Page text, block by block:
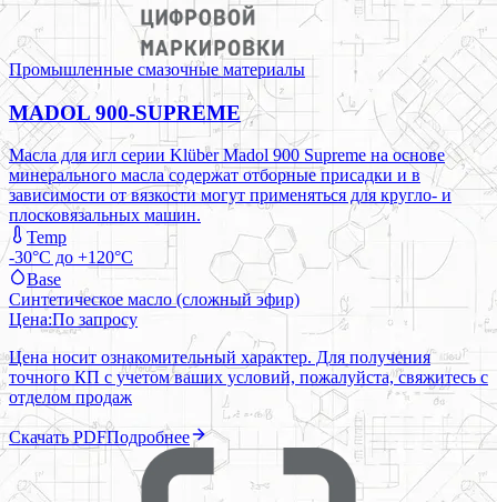
Промышленные смазочные материалы
MADOL 900-SUPREME
Масла для игл серии Klüber Madol 900 Supreme на основе
минерального масла содержат отборные присадки и в
зависимости от вязкости могут применяться для кругло- и
плосковязальных машин.
Temp
-30°C до +120°C
Base
Синтетическое масло (сложный эфир)
Цена:По запросу
Цена носит ознакомительный характер. Для получения
точного КП с учетом ваших условий, пожалуйста, свяжитесь с
отделом продаж
Скачать PDFПодробнее